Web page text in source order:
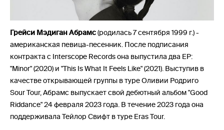
Грейси Мэдиган Абрамс(родилась 7 сентября 1999 г.) -
американская певица-песенник. После подписания
контракта с Interscope Records она выпустила два EP:
"Minor" (2020) и "This Is What It Feels Like" (2021). Выступив в
качестве открывающей группы в туре Оливии Родриго
Sour Tour, Абрамс выпускает свой дебютный альбом "Good
Riddance" 24 февраля 2023 года. В течение 2023 года она
поддерживала Тейлор Свифт в туре Eras Tour.